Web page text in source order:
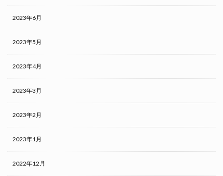
2023年6月
2023年5月
2023年4月
2023年3月
2023年2月
2023年1月
2022年12月